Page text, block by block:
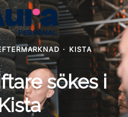
· KISTA
sökes i